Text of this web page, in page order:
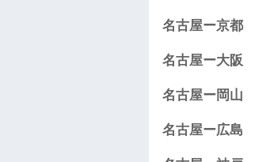
名古屋ー京都
名古屋ー大阪
名古屋ー岡山
名古屋ー広島